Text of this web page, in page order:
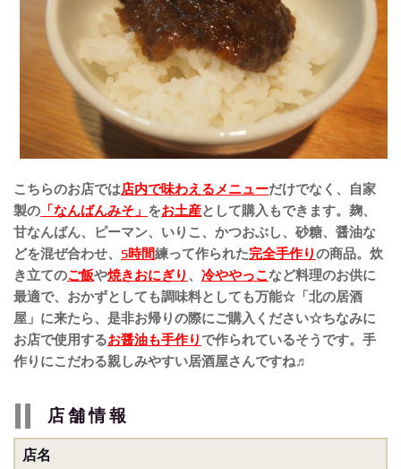
こちらのお店では店内で味わえるメニューだけでなく、自家
製の 「なんばんみそ」 をお土産として購入もできます。麹、
甘なんばん、ピーマン、いりこ、かつおぶし、砂糖、醤油な
どを混ぜ合わせ、 5時間練って作られた完全手作りの商品。炊
き立てのご飯や焼きおにぎり 、 冷ややっこなど料理のお供に
最適で、おかずとしても調味料としても万能☆「北の居酒
屋」に来たら、是非お帰りの際にご購入ください☆ちなみに
お店で使用するお醤油も手作り で作られているそうです。手
作りにこだわる親しみやすい居酒屋さんですね♬
店舗情報
店名